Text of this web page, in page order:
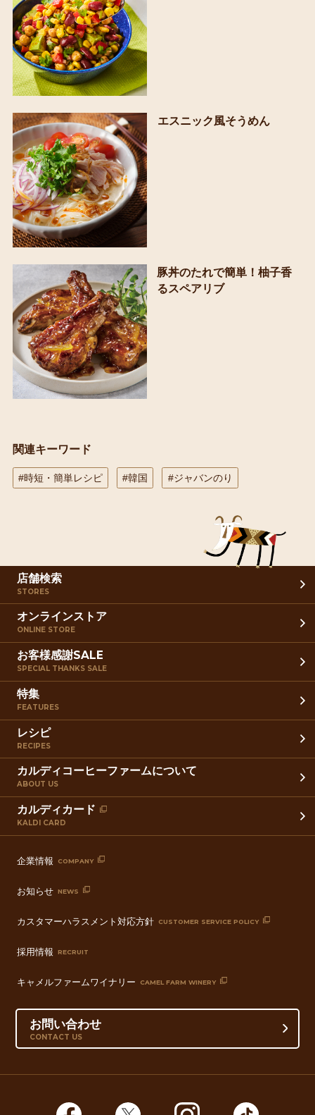
エスニック風そうめん
豚丼のたれで簡単！柚子香
るスペアリブ
関連キーワード
#時短・簡単レシピ #韓国 #ジャバンのり
店舗検索
STORES
オンラインストア
ONLINE STORE
お客様感謝SALE
SPECIAL THANKS SALE
特集
FEATURES
レシピ
RECIPES
カルディコーヒーファームについて
ABOUT US
カルディカード
KALDI CARD
企業情報 COMPANY
お知らせ NEWS
カスタマーハラスメント対応方針 CUSTOMER SERVICE POLICY
採用情報 RECRUIT
キャメルファームワイナリー CAMEL FARM WINERY
お問い合わせ
CONTACT US